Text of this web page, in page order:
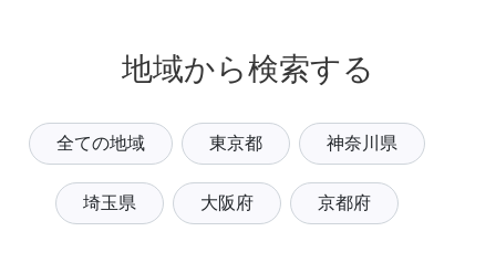
地域から検索する
全ての地域 東京都 神奈川県
埼玉県 大阪府 京都府